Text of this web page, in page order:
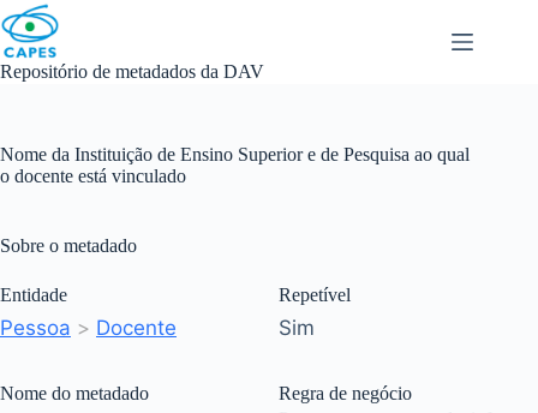
Skip
to
content
Repositório de metadados da DAV
Nome da Instituição de Ensino Superior e de Pesquisa ao qual
o docente está vinculado
Sobre o metadado
Entidade
Pessoa > Docente
Nome do metadado
Repetível
Sim
Regra de negócio